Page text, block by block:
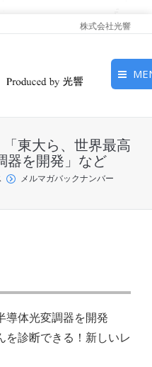
株式会社光響
ピックアップ
東大ら、世界最高
器を開発」など
メルマガバックナンバー
導体光変調器を開発
を診断できる！新しいレ